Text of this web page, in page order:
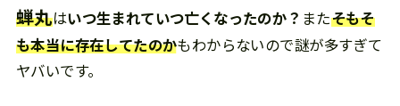
蝉丸はいつ生まれていつ亡くなったのか？ またそもそ
も本当に存在してたのかもわからないので謎が多すぎて
ヤバいです。